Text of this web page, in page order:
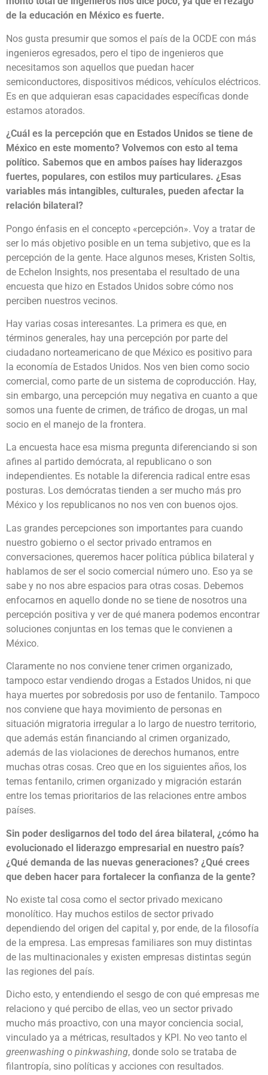
de la educación en México es fuerte.
Nos gusta presumir que somos el país de la OCDE con más
ingenieros egresados, pero el tipo de ingenieros que
necesitamos son aquellos que puedan hacer
semiconductores, dispositivos médicos, vehículos eléctricos.
Es en que adquieran esas capacidades específicas donde
estamos atorados.
¿Cuál es la percepción que en Estados Unidos se tiene de
México en este momento? Volvemos con esto al tema
político. Sabemos que en ambos países hay liderazgos
fuertes, populares, con estilos muy particulares. ¿Esas
variables más intangibles, culturales, pueden afectar la
relación bilateral?
Pongo énfasis en el concepto «percepción». Voy a tratar de
ser lo más objetivo posible en un tema subjetivo, que es la
percepción de la gente. Hace algunos meses, Kristen Soltis,
de Echelon Insights, nos presentaba el resultado de una
encuesta que hizo en Estados Unidos sobre cómo nos
perciben nuestros vecinos.
Hay varias cosas interesantes. La primera es que, en
términos generales, hay una percepción por parte del
ciudadano norteamericano de que México es positivo para
la economía de Estados Unidos. Nos ven bien como socio
comercial, como parte de un sistema de coproducción. Hay,
sin embargo, una percepción muy negativa en cuanto a que
somos una fuente de crimen, de tráfico de drogas, un mal
socio en el manejo de la frontera.
La encuesta hace esa misma pregunta diferenciando si son
afines al partido demócrata, al republicano o son
independientes. Es notable la diferencia radical entre esas
posturas. Los demócratas tienden a ser mucho más pro
México y los republicanos no nos ven con buenos ojos.
Las grandes percepciones son importantes para cuando
nuestro gobierno o el sector privado entramos en
conversaciones, queremos hacer política pública bilateral y
hablamos de ser el socio comercial número uno. Eso ya se
sabe y no nos abre espacios para otras cosas. Debemos
enfocarnos en aquello donde no se tiene de nosotros una
percepción positiva y ver de qué manera podemos encontrar
soluciones conjuntas en los temas que le convienen a
México.
Claramente no nos conviene tener crimen organizado,
tampoco estar vendiendo drogas a Estados Unidos, ni que
haya muertes por sobredosis por uso de fentanilo. Tampoco
nos conviene que haya movimiento de personas en
situación migratoria irregular a lo largo de nuestro territorio,
que además están financiando al crimen organizado,
además de las violaciones de derechos humanos, entre
muchas otras cosas. Creo que en los siguientes años, los
temas fentanilo, crimen organizado y migración estarán
entre los temas prioritarios de las relaciones entre ambos
países.
Sin poder desligarnos del todo del área bilateral, ¿cómo ha
evolucionado el liderazgo empresarial en nuestro país?
¿Qué demanda de las nuevas generaciones? ¿Qué crees
que deben hacer para fortalecer la confianza de la gente?
No existe tal cosa como el sector privado mexicano
monolítico. Hay muchos estilos de sector privado
dependiendo del origen del capital y, por ende, de la filosofía
de la empresa. Las empresas familiares son muy distintas
de las multinacionales y existen empresas distintas según
las regiones del país.
Dicho esto, y entendiendo el sesgo de con qué empresas me
relaciono y qué percibo de ellas, veo un sector privado
mucho más proactivo, con una mayor conciencia social,
vinculado ya a métricas, resultados y KPI. No veo tanto el
greenwashing o pinkwashing, donde solo se trataba de
filantropía, sino políticas y acciones con resultados.